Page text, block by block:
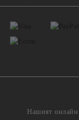
Нашият онлайн